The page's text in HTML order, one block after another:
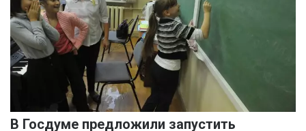
В Госдуме предложили запустить